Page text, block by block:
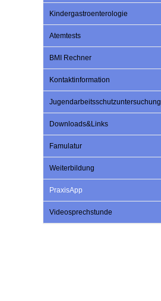
Kindergastroenterologie
Atemtests
BMI Rechner
Kontaktinformation
Jugendarbeitsschutzuntersuchung
Downloads&Links
Famulatur
Weiterbildung
PraxisApp
Videosprechstunde